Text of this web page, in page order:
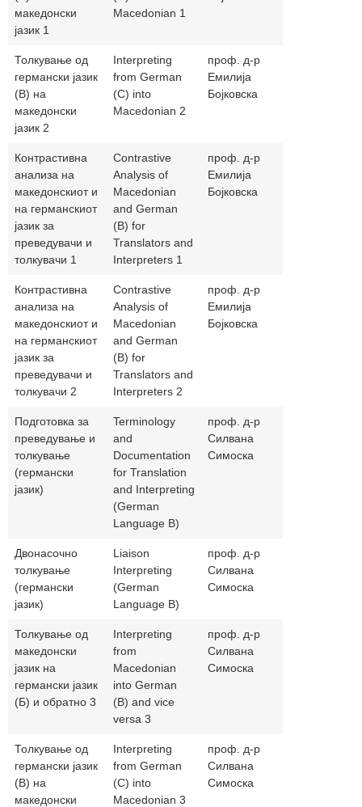
македонски
јазик 1
Macedonian 1
Толкување од
германски јазик
(В) на
македонски
јазик 2
Interpreting
from German
(C) into
Macedonian 2
проф. д-р
Емилија
Бојковска
Контрастивна
анализа на
македонскиот и
на германскиот
јазик за
преведувачи и
толкувачи 1
Contrastive
Analysis of
Macedonian
and German
(B) for
Translators and
Interpreters 1
проф. д-р
Емилија
Бојковска
Контрастивна
анализа на
македонскиот и
на германскиот
јазик за
преведувачи и
толкувачи 2
Contrastive
Analysis of
Macedonian
and German
(B) for
Translators and
Interpreters 2
проф. д-р
Емилија
Бојковска
Подготовка за
преведување и
толкување
(германски
јазик)
Terminology
and
Documentation
for Translation
and Interpreting
(German
Language B)
проф. д-р
Силвана
Симоска
Двонасочно
толкување
(германски
јазик)
Liaison
Interpreting
(German
Language B)
проф. д-р
Силвана
Симоска
Толкување од
македонски
јазик на
германски јазик
(Б) и обратно 3
Interpreting
from
Macedonian
into German
(B) and vice
versa 3
проф. д-р
Силвана
Симоска
Толкување од
германски јазик
(В) на
македонски
Interpreting
from German
(C) into
Macedonian 3
проф. д-р
Силвана
Симоска